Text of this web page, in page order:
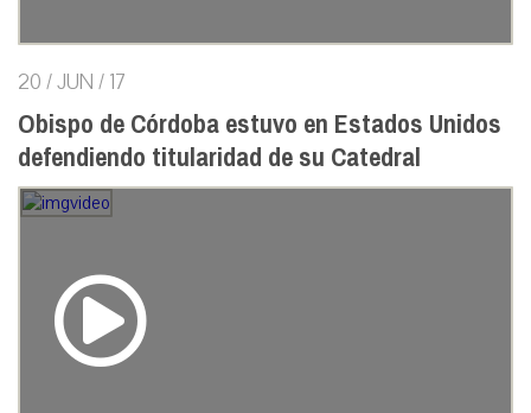
20 / JUN / 17
Obispo de Córdoba estuvo en Estados Unidos
defendiendo titularidad de su Catedral